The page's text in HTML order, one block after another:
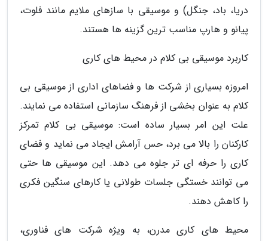
دریا، باد، جنگل) و موسیقی با سازهای ملایم مانند فلوت،
پیانو و هارپ مناسب ترین گزینه ها هستند.
کاربرد موسیقی بی کلام در محیط های کاری
امروزه بسیاری از شرکت ها و فضاهای اداری از موسیقی بی
کلام به عنوان بخشی از فرهنگ سازمانی استفاده می نمایند.
علت این امر بسیار ساده است: موسیقی بی کلام تمرکز
کارکنان را بالا می برد، حس آرامش ایجاد می نماید و فضای
کاری را حرفه ای تر جلوه می دهد. این موسیقی ها حتی
می توانند خستگی جلسات طولانی یا کارهای سنگین فکری
را کاهش دهند.
محیط های کاری مدرن، به ویژه شرکت های فناوری،